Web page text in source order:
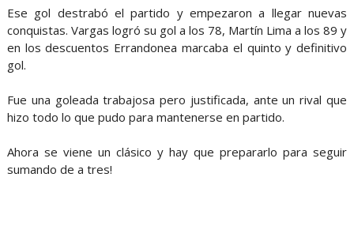
Ese gol destrabó el partido y empezaron a llegar nuevas
conquistas. Vargas logró su gol a los 78, Martín Lima a los 89 y
en los descuentos Errandonea marcaba el quinto y definitivo
gol.
Fue una goleada trabajosa pero justificada, ante un rival que
hizo todo lo que pudo para mantenerse en partido.
Ahora se viene un clásico y hay que prepararlo para seguir
sumando de a tres!